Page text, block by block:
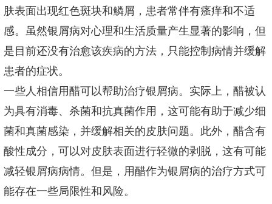
肤表面出现红色斑块和鳞屑，患者常伴有瘙痒和不适
感。虽然银屑病对心理和生活质量产生显著的影响，但
是目前还没有治愈该疾病的方法，只能控制病情并缓解
患者的症状。
一些人相信用醋可以帮助治疗银屑病。实际上，醋被认
为具有消毒、杀菌和抗真菌作用，这可能有助于减少细
菌和真菌感染，并缓解相关的皮肤问题。此外，醋含有
酸性成分，可以对皮肤表面进行轻微的剥脱，这有可能
减轻银屑病病情。但是，用醋作为银屑病的治疗方式可
能存在一些局限性和风险。